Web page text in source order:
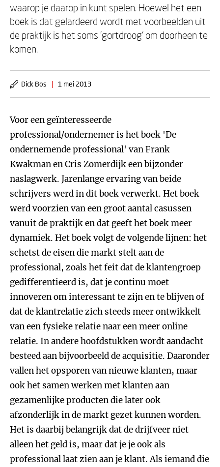
waarop je daarop in kunt spelen. Hoewel het een
boek is dat gelardeerd wordt met voorbeelden uit
de praktijk is het soms 'gortdroog' om doorheen te
komen.
Dick Bos | 1 mei 2013
Voor een geïnteresseerde
professional/ondernemer is het boek 'De
ondernemende professional' van Frank
Kwakman en Cris Zomerdijk een bijzonder
naslagwerk. Jarenlange ervaring van beide
schrijvers werd in dit boek verwerkt. Het boek
werd voorzien van een groot aantal casussen
vanuit de praktijk en dat geeft het boek meer
dynamiek. Het boek volgt de volgende lijnen: het
schetst de eisen die markt stelt aan de
professional, zoals het feit dat de klantengroep
gedifferentieerd is, dat je continu moet
innoveren om interessant te zijn en te blijven of
dat de klantrelatie zich steeds meer ontwikkelt
van een fysieke relatie naar een meer online
relatie. In andere hoofdstukken wordt aandacht
besteed aan bijvoorbeeld de acquisitie. Daaronder
vallen het opsporen van nieuwe klanten, maar
ook het samen werken met klanten aan
gezamenlijke producten die later ook
afzonderlijk in de markt gezet kunnen worden.
Het is daarbij belangrijk dat de drijfveer niet
alleen het geld is, maar dat je je ook als
professional laat zien aan je klant. Als iemand die